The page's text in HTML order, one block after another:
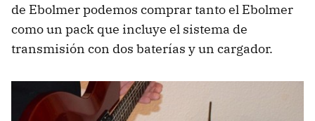
de Ebolmer podemos comprar tanto el Ebolmer
como un pack que incluye el sistema de
transmisión con dos baterías y un cargador.